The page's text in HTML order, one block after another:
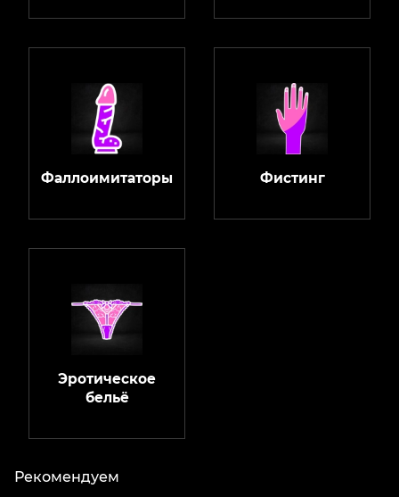
Фаллоимитаторы Фистинг
Эротическое
бельё
Рекомендуем